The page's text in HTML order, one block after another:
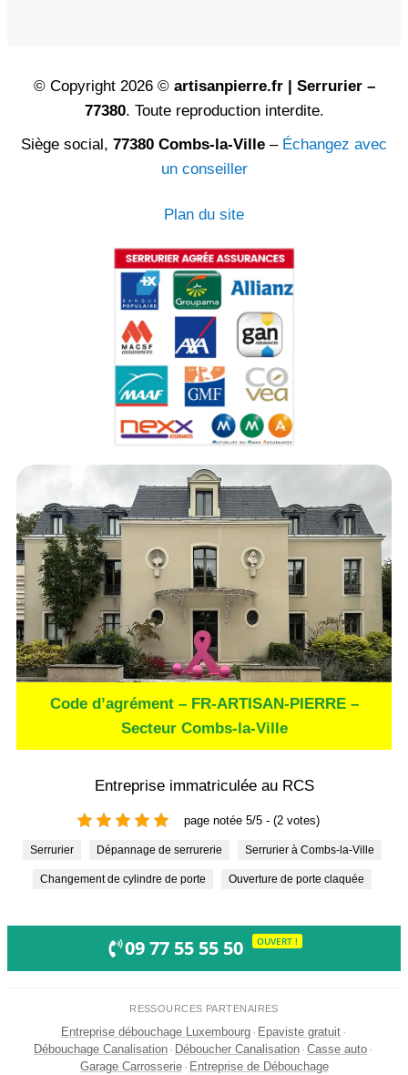
© Copyright 2026 © artisanpierre.fr | Serrurier –
77380. Toute reproduction interdite.
Siège social, 77380 Combs-la-Ville – Échangez avec
un conseiller
Plan du site
Code d’agrément – FR-ARTISAN-PIERRE –
Secteur Combs-la-Ville
Entreprise immatriculée au RCS
page notée 5/5 - (2 votes)
Serrurier Dépannage de serrurerie Serrurier à Combs-la-Ville
Changement de cylindre de porte Ouverture de porte claquée
09 77 55 55 50 OUVERT !
RESSOURCES PARTENAIRES
Entreprise débouchage Luxembourg · Epaviste gratuit ·
Débouchage Canalisation · Déboucher Canalisation · Casse auto ·
Garage Carrosserie · Entreprise de Débouchage